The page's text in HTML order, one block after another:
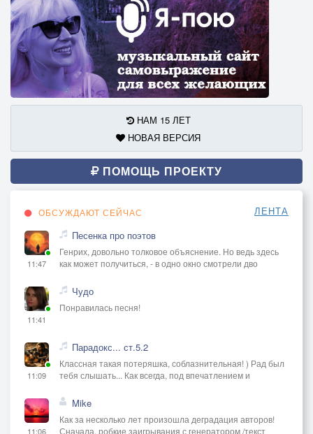
НАМ 15 ЛЕТ
НОВАЯ ВЕРСИЯ
ПОМОЩЬ ПРОЕКТУ
ОБСУЖДАЮТ СЕЙЧАС ЛЕНТА
11:47
Песенка про поэтов
Генрих, довольно толковое объяснение. Но ведь здесь
как может получиться, - в одно окно смотрели дво
11:41
Чудо
Понравилась песня!
11:09
Парадокс... ст.5.2
Классная такая потеряшка, соблазнительная! ) Рад был
тебя слышать... Как всегда, под впечатлением и
11:06
Mike
Как за несколько лет произошла деградация авторов!
Сначала, робкие заигрывания с генератором /текст